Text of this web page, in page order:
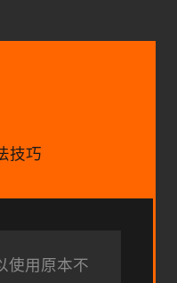
技巧
使用原本不